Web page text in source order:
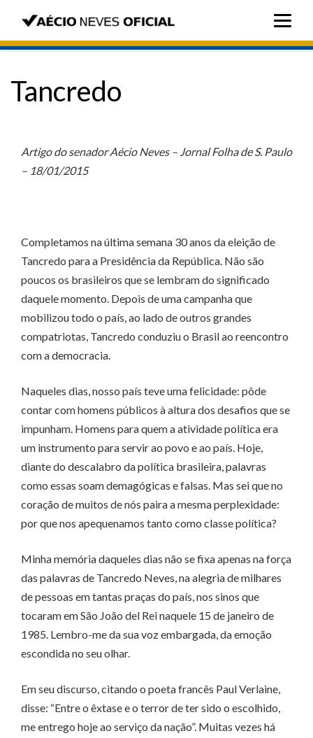
Tancredo
Artigo do senador Aécio Neves – Jornal Folha de S. Paulo
– 18/01/2015
Completamos na última semana 30 anos da eleição de
Tancredo para a Presidência da República. Não são
poucos os brasileiros que se lembram do significado
daquele momento. Depois de uma campanha que
mobilizou todo o país, ao lado de outros grandes
compatriotas, Tancredo conduziu o Brasil ao reencontro
com a democracia.
Naqueles dias, nosso país teve uma felicidade: pôde
contar com homens públicos à altura dos desafios que se
impunham. Homens para quem a atividade política era
um instrumento para servir ao povo e ao país. Hoje,
diante do descalabro da política brasileira, palavras
como essas soam demagógicas e falsas. Mas sei que no
coração de muitos de nós paira a mesma perplexidade:
por que nos apequenamos tanto como classe política?
Minha memória daqueles dias não se fixa apenas na força
das palavras de Tancredo Neves, na alegria de milhares
de pessoas em tantas praças do país, nos sinos que
tocaram em São João del Rei naquele 15 de janeiro de
1985. Lembro-me da sua voz embargada, da emoção
escondida no seu olhar.
Em seu discurso, citando o poeta francês Paul Verlaine,
disse: “Entre o êxtase e o terror de ter sido o escolhido,
me entrego hoje ao serviço da nação”. Muitas vezes há